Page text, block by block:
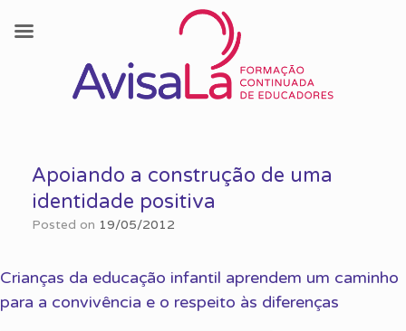
contentApoiando a construção de uma
identidade positiva
Posted on 19/05/2012
Crianças da educação infantil aprendem um caminho
para a convivência e o respeito às diferenças